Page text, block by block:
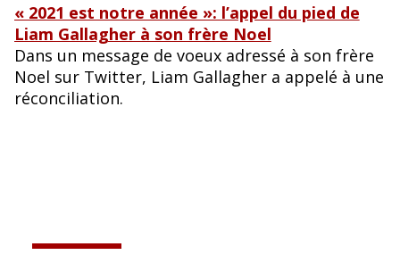
« 2021 est notre année »: l’appel du pied de
Liam Gallagher à son frère Noel
Dans un message de voeux adressé à son frère
Noel sur Twitter, Liam Gallagher a appelé à une
réconciliation.